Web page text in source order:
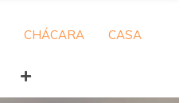
CHÁCARA CASA